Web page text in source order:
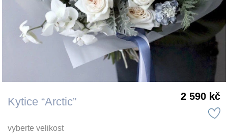
Kytice “Arctic” 2 590 kč
vyberte velikost